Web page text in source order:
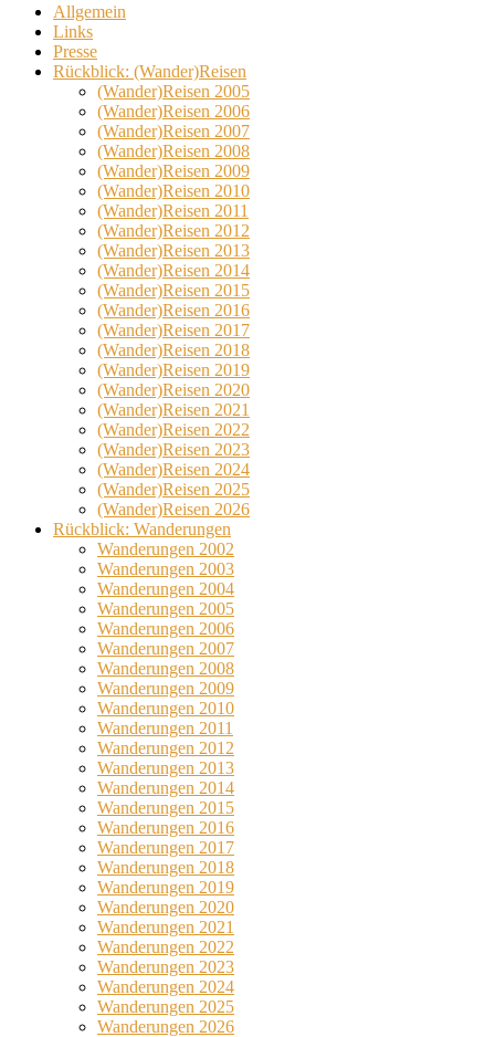
Allgemein
Links
Presse
Rückblick: (Wander)Reisen
(Wander)Reisen 2005
(Wander)Reisen 2006
(Wander)Reisen 2007
(Wander)Reisen 2008
(Wander)Reisen 2009
(Wander)Reisen 2010
(Wander)Reisen 2011
(Wander)Reisen 2012
(Wander)Reisen 2013
(Wander)Reisen 2014
(Wander)Reisen 2015
(Wander)Reisen 2016
(Wander)Reisen 2017
(Wander)Reisen 2018
(Wander)Reisen 2019
(Wander)Reisen 2020
(Wander)Reisen 2021
(Wander)Reisen 2022
(Wander)Reisen 2023
(Wander)Reisen 2024
(Wander)Reisen 2025
(Wander)Reisen 2026
Rückblick: Wanderungen
Wanderungen 2002
Wanderungen 2003
Wanderungen 2004
Wanderungen 2005
Wanderungen 2006
Wanderungen 2007
Wanderungen 2008
Wanderungen 2009
Wanderungen 2010
Wanderungen 2011
Wanderungen 2012
Wanderungen 2013
Wanderungen 2014
Wanderungen 2015
Wanderungen 2016
Wanderungen 2017
Wanderungen 2018
Wanderungen 2019
Wanderungen 2020
Wanderungen 2021
Wanderungen 2022
Wanderungen 2023
Wanderungen 2024
Wanderungen 2025
Wanderungen 2026